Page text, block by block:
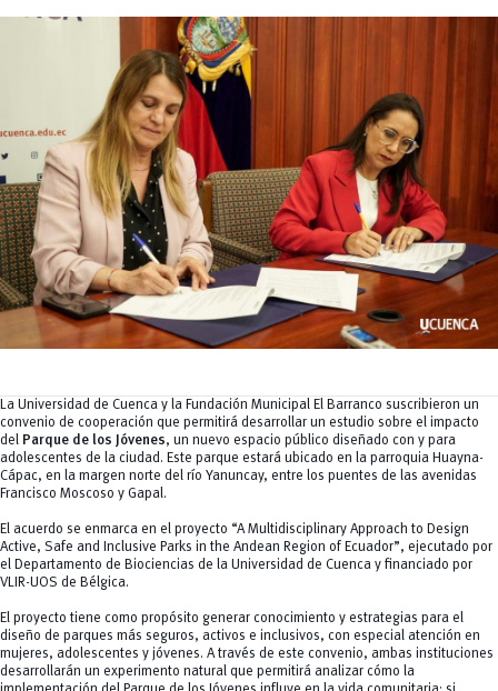
y Agropecuarias
MOVERU
Radio Universitaria
Sostenibilidad
Vinculación
La Universidad de Cuenca y la Fundación Municipal El Barranco suscribieron un
convenio de cooperación que permitirá desarrollar un estudio sobre el impacto
del Parque de los Jóvenes, un nuevo espacio público diseñado con y para
adolescentes de la ciudad. Este parque estará ubicado en la parroquia Huayna-
Cápac, en la margen norte del río Yanuncay, entre los puentes de las avenidas
Francisco Moscoso y Gapal.
El acuerdo se enmarca en el proyecto “A Multidisciplinary Approach to Design
Active, Safe and Inclusive Parks in the Andean Region of Ecuador”, ejecutado por
el Departamento de Biociencias de la Universidad de Cuenca y financiado por
VLIR-UOS de Bélgica.
El proyecto tiene como propósito generar conocimiento y estrategias para el
diseño de parques más seguros, activos e inclusivos, con especial atención en
mujeres, adolescentes y jóvenes. A través de este convenio, ambas instituciones
desarrollarán un experimento natural que permitirá analizar cómo la